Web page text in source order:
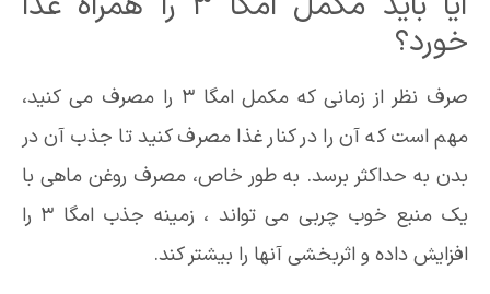
خورد؟
صرف نظر از زمانی که مکمل امگا 3 را مصرف می کنید،
مهم است که آن را در کنار غذا مصرف کنید تا جذب آن در
بدن به حداکثر برسد. به طور خاص، مصرف روغن ماهی با
یک منبع خوب چربی می تواند ، زمینه جذب امگا 3 را
افزایش داده و اثربخشی آنها را بیشتر کند.